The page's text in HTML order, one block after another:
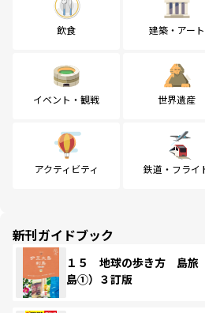
飲食 建築・アート
イベント・観戦 世界遺産
アクティビティ 鉄道・フライ
新刊ガイドブック
１５ 地球の歩き方 島
島①）３訂版